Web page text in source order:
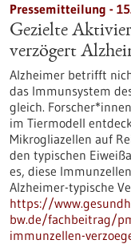
Pressemitteilung -
Gezielte
verzögert
Alzheimer betrifft
das Immunsystem
gleich.
im Tiermodell
Mikrogliazellen auf
den typischen
es, diese
Alzheimer-typische
https://
bw.de/fachbeitrag/
immunzellen-